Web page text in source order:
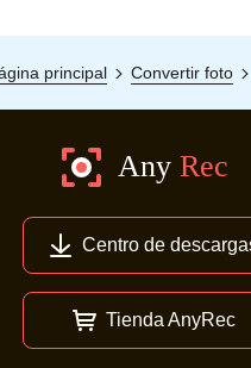
principal Convertir foto
Centro de
Tienda AnyRec